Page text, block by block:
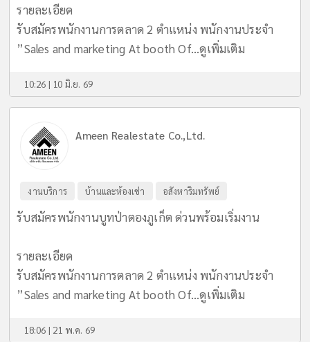
รายละเอียด
รับสมัครพนักงานการตลาด 2 ตำแหน่ง พนักงานประจำ
”Sales and marketing At booth Of...ดูเพิ่มเติม
10:26 | 10 มิ.ย. 69
Ameen Realestate Co.,Ltd.
งานบริการ บ้านและห้องเช่า อสังหาริมทรัพย์
รับสมัครพนักงานบูทป่าตองภูเก็ต ด่วนพร้อมเริ่มงาน
รายละเอียด
รับสมัครพนักงานการตลาด 2 ตำแหน่ง พนักงานประจำ
”Sales and marketing At booth Of...ดูเพิ่มเติม
18:06 | 21 พ.ค. 69